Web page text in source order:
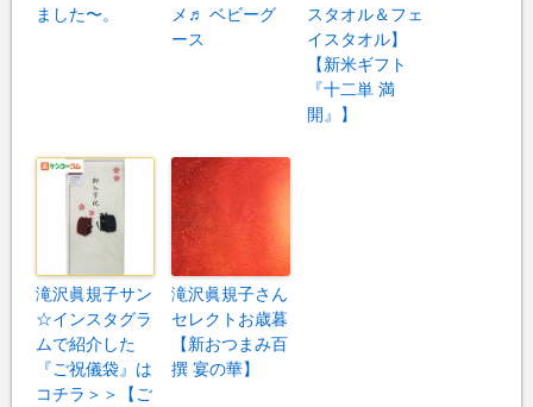
ました〜。
メ♬ ベビーグ
ース
スタオル＆フェ
イスタオル】
【新米ギフト
『十二単 満
開』】
滝沢眞規子サン
☆インスタグラ
ムで紹介した
『ご祝儀袋』は
コチラ＞＞【ご
滝沢眞規子さん
セレクトお歳暮
【新おつまみ百
撰 宴の華】